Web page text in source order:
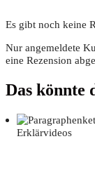
Es gibt noch keine
Nur angemeldete
eine Rezension
Das könnte